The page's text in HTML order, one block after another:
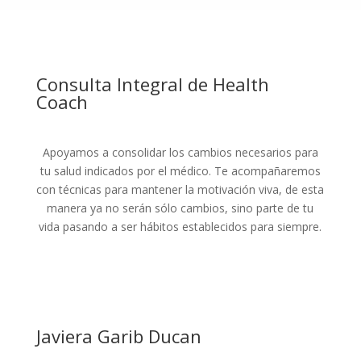
Consulta Integral de Health
Coach
Apoyamos a consolidar los cambios necesarios para
tu salud indicados por el médico. Te acompañaremos
con técnicas para mantener la motivación viva, de esta
manera ya no serán sólo cambios, sino parte de tu
vida pasando a ser hábitos establecidos para siempre.
Javiera Garib Ducan